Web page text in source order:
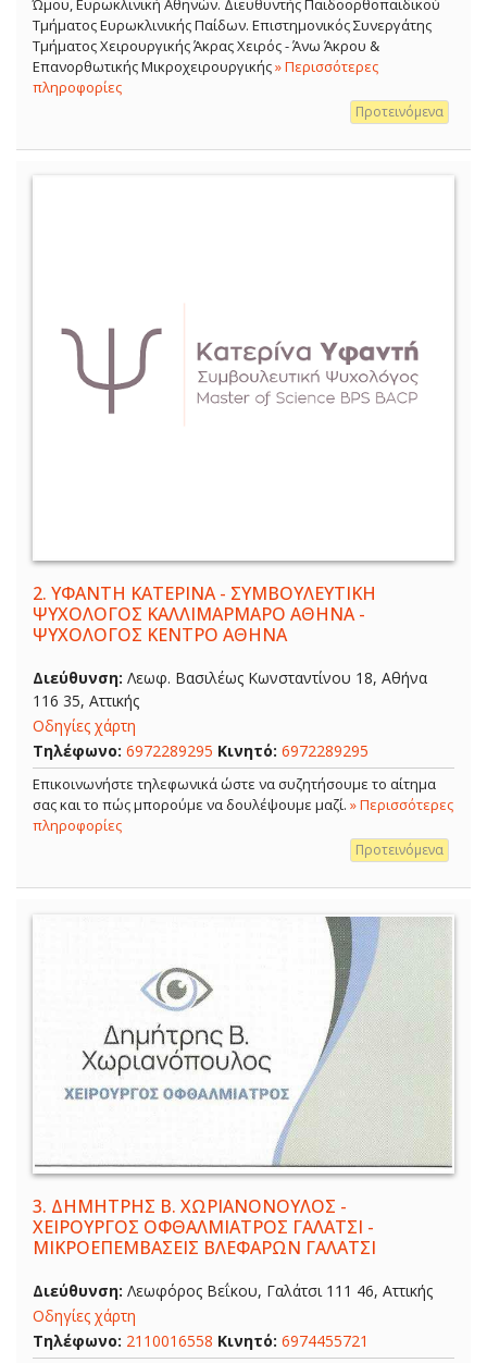
Ώμου, Ευρωκλινική Αθηνών. Διευθυντής Παιδοορθοπαιδικού
Τμήματος Ευρωκλινικής Παίδων. Επιστημονικός Συνεργάτης
Τμήματος Χειρουργικής Άκρας Χειρός - Άνω Άκρου &
Επανορθωτικής Μικροχειρουργικής» Περισσότερες
πληροφορίες
Προτεινόμενα
2. ΥΦΑΝΤΗ ΚΑΤΕΡΙΝΑ - ΣΥΜΒΟΥΛΕΥΤΙΚΗ
ΨΥΧΟΛΟΓΟΣ ΚΑΛΛΙΜΑΡΜΑΡΟ ΑΘΗΝΑ -
ΨΥΧΟΛΟΓΟΣ ΚΕΝΤΡΟ ΑΘΗΝΑ
Διεύθυνση: Λεωφ. Βασιλέως Κωνσταντίνου 18, Αθήνα
116 35, Αττικής
Οδηγίες χάρτη
Τηλέφωνο: 6972289295 Κινητό: 6972289295
Επικοινωνήστε τηλεφωνικά ώστε να συζητήσουμε το αίτημα
σας και το πώς μπορούμε να δουλέψουμε μαζί. » Περισσότερες
πληροφορίες
Προτεινόμενα
3. ΔΗΜΗΤΡΗΣ Β. ΧΩΡΙΑΝΟΝΟΥΛΟΣ -
ΧΕΙΡΟΥΡΓΟΣ ΟΦΘΑΛΜΙΑΤΡΟΣ ΓΑΛΑΤΣΙ -
ΜΙΚΡΟΕΠΕΜΒΑΣΕΙΣ ΒΛΕΦΑΡΩΝ ΓΑΛΑΤΣΙ
Διεύθυνση: Λεωφόρος Βεΐκου, Γαλάτσι 111 46, Αττικής
Οδηγίες χάρτη
Τηλέφωνο: 2110016558 Κινητό: 6974455721